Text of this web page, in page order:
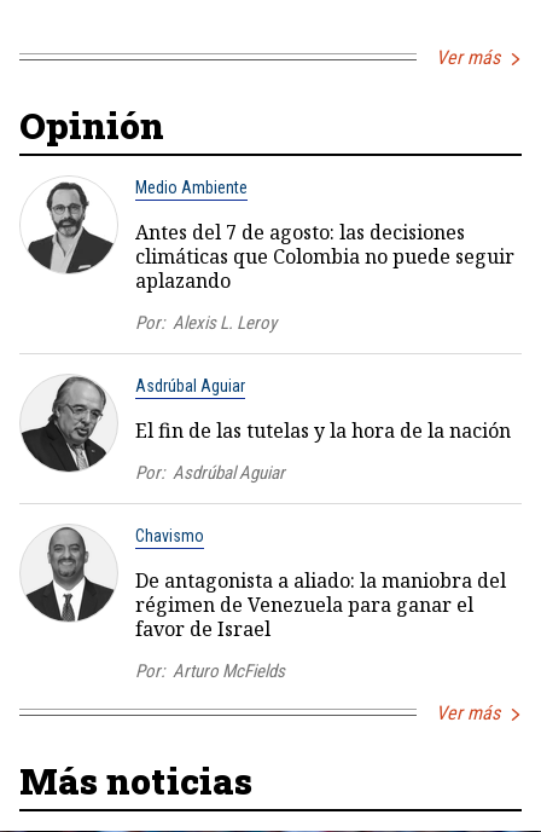
Ver más
Opinión
Medio Ambiente
Antes del 7 de agosto: las decisiones
climáticas que Colombia no puede seguir
aplazando
Por: Alexis L. Leroy
Asdrúbal Aguiar
El fin de las tutelas y la hora de la nación
Por: Asdrúbal Aguiar
Chavismo
De antagonista a aliado: la maniobra del
régimen de Venezuela para ganar el
favor de Israel
Por: Arturo McFields
Ver más
Más noticias